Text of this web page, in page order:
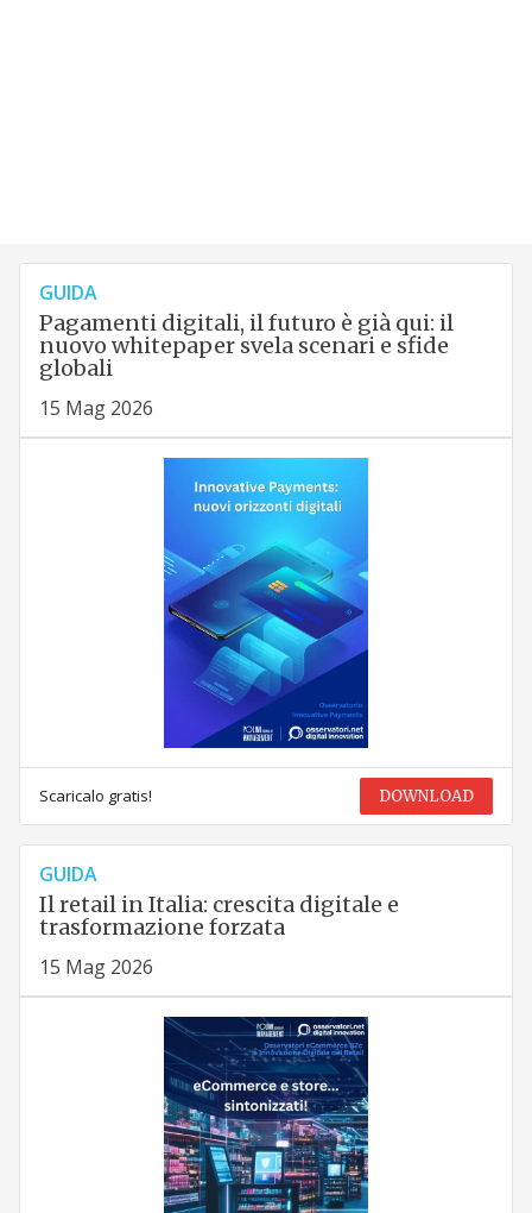
GUIDA
Pagamenti digitali, il futuro è già qui: il
nuovo whitepaper svela scenari e sfide
globali
15 Mag 2026
Scaricalo gratis! DOWNLOAD
GUIDA
Il retail in Italia: crescita digitale e
trasformazione forzata
15 Mag 2026